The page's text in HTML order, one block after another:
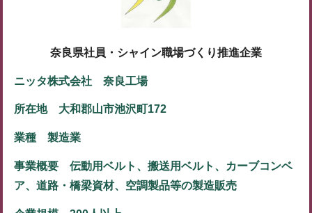
奈良県社員・シャイン職場づくり推進企業
ニッタ株式会社 奈良工場
所在地 大和郡山市池沢町172
業種 製造業
事業概要 伝動用ベルト、搬送用ベルト、カーブコンベ
ア、道路・橋梁資材、空調製品等の製造販売